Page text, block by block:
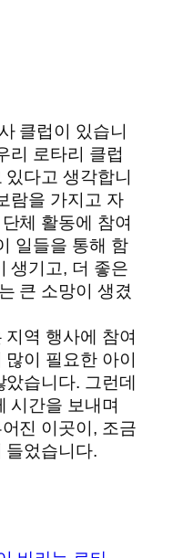
클럽이 있습니
리 로타리 클럽
다고 생각합니
람을 가지고 자
체 활동에 참여
일들을 통해 함
생기고, 더 좋은
큰 소망이 생겼
역 행사에 참여
이 필요한 아이
습니다. 그런데
시간을 보내며
진 이곳이, 조금
들었습니다.